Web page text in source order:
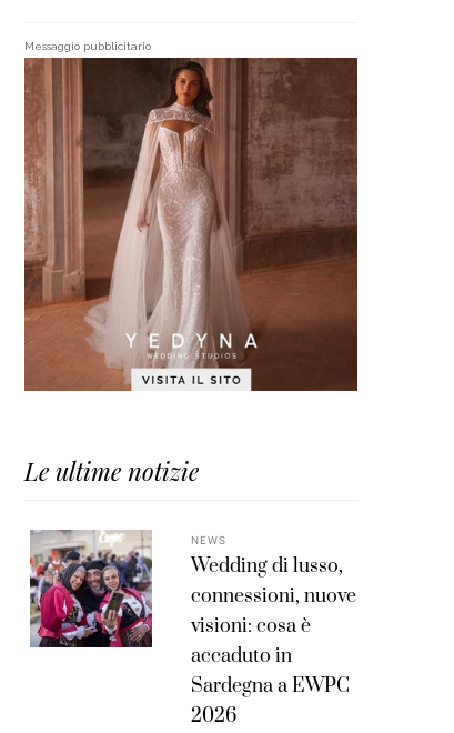
Messaggio pubblicitario
Le ultime notizie
NEWS
Wedding di lusso,
connessioni, nuove
visioni: cosa è
accaduto in
Sardegna a EWPC
2026